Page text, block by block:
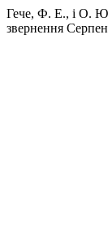
Гече, Ф. Е., і
звернення